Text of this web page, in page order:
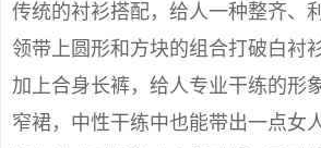
传统的衬衫搭配，给人一种整齐、
领带上圆形和方块的组合打破白衬
加上合身长裤，给人专业干练的形
窄裙，中性干练中也能带出一点女